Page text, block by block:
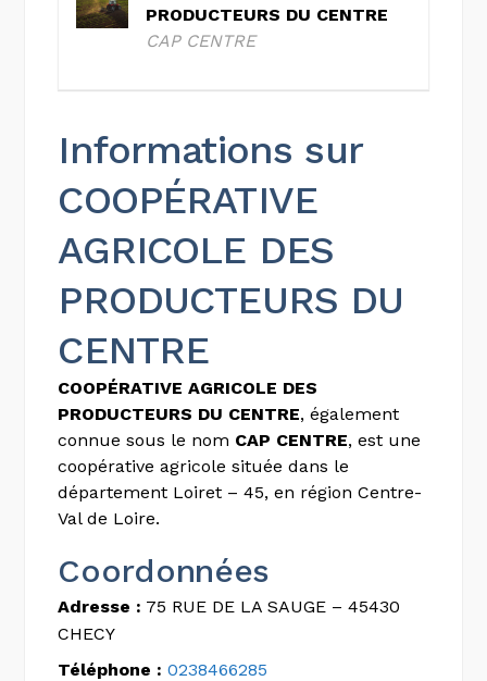
PRODUCTEURS DU CENTRE
CAP CENTRE
Informations sur
COOPÉRATIVE
AGRICOLE DES
PRODUCTEURS DU
CENTRE
COOPÉRATIVE AGRICOLE DES
PRODUCTEURS DU CENTRE, également
connue sous le nom CAP CENTRE, est une
coopérative agricole située dans le
département Loiret – 45, en région Centre-
Val de Loire.
Coordonnées
Adresse : 75 RUE DE LA SAUGE – 45430
CHECY
Téléphone : 0238466285